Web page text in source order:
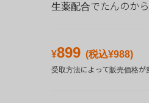
生薬配合でたんのか
¥899 (税込¥988)
受取方法によって販売価格が